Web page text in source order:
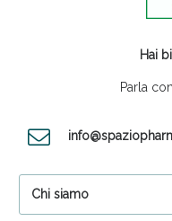
Hai
Parla
Chi siamo